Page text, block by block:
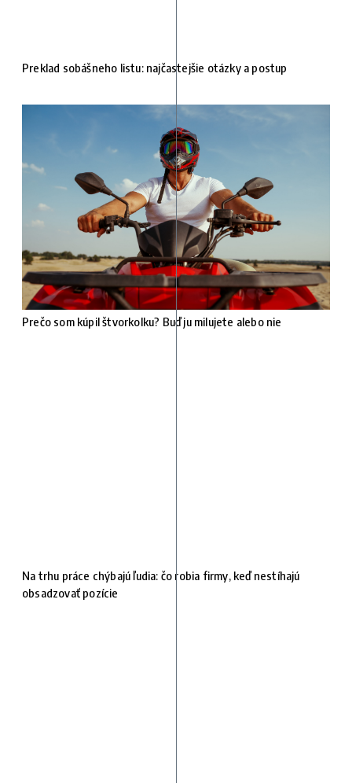
Preklad sobášneho listu: najčastejšie otázky a postup
Prečo som kúpil štvorkolku? Buď ju milujete alebo nie
Na trhu práce chýbajú ľudia: čo robia firmy, keď nestíhajú
obsadzovať pozície